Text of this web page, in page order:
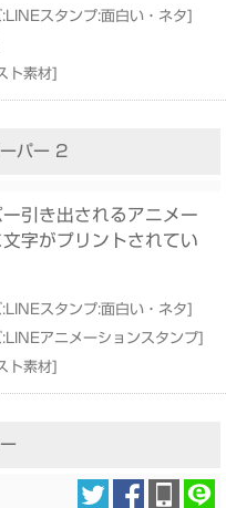
スタンプ:面白い・ネタ]
ト素材]
パー 2
ー引き出されるアニメー
字がプリントされてい
スタンプ:面白い・ネタ]
:LINEアニメーションスタンプ]
ト素材]